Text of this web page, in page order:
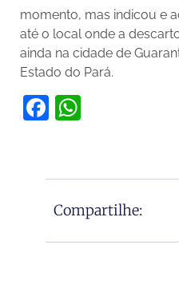
momento, mas indicou e
até o local onde a
ainda na cidade de
Estado do Pará.
Facebook
Compartilhe: